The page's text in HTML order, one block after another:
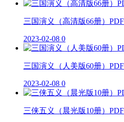
三国演义（高清版66册）
2023-02-08 0
三国演义（人美版60册）
2023-02-08 0
三侠五义（晨光版10册）